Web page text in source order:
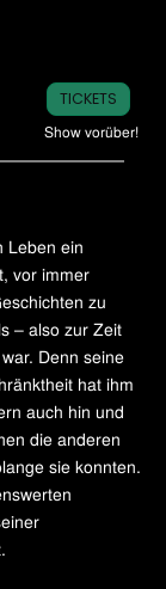
TICKETS
Show vorüber!
Leben ein
vor immer
zu
– also zur Zeit
Denn seine
hat ihm
auch hin und
die anderen
sie konnten.